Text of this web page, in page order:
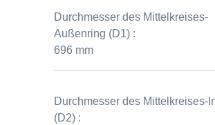
Durchmesser des Mittelkreises-
Außenring (D1) :
696 mm
Durchmesser des Mittelkreises-
(D2) :